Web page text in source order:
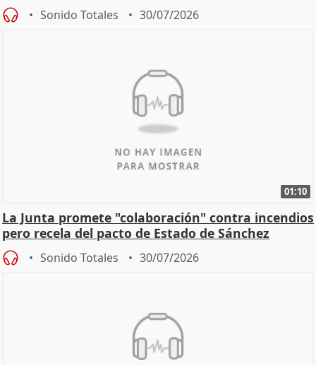
Sonido Totales 30/07/2026
01:10
La Junta promete "colaboración" contra incendios
pero recela del pacto de Estado de Sánchez
Sonido Totales 30/07/2026